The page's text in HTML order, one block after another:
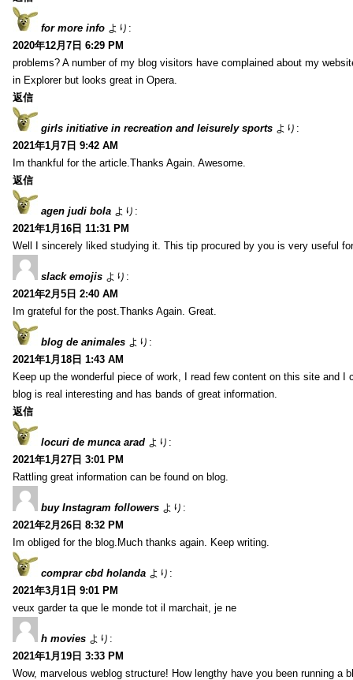
for more info より:
2020年12月7日 6:29 PM
problems? A number of my blog visitors have complained about my
in Explorer but looks great in Opera.
返信
girls initiative in recreation and leisurely sports より:
2021年1月7日 9:42 AM
Im thankful for the article.Thanks Again. Awesome.
返信
agen judi bola より:
2021年1月16日 11:31 PM
Well I sincerely liked studying it. This tip procured by you is very useful
slack emojis より:
2021年2月5日 2:40 AM
Im grateful for the post.Thanks Again. Great.
blog de animales より:
2021年1月18日 1:43 AM
Keep up the wonderful piece of work, I read few content on this site and I
blog is real interesting and has bands of great information.
返信
locuri de munca arad より:
2021年1月27日 3:01 PM
Rattling great information can be found on blog.
buy Instagram followers より:
2021年2月26日 8:32 PM
Im obliged for the blog.Much thanks again. Keep writing.
comprar cbd holanda より:
2021年3月1日 9:01 PM
veux garder ta que le monde tot il marchait, je ne
h movies より:
2021年1月19日 3:33 PM
Wow, marvelous weblog structure! How lengthy have you been running a